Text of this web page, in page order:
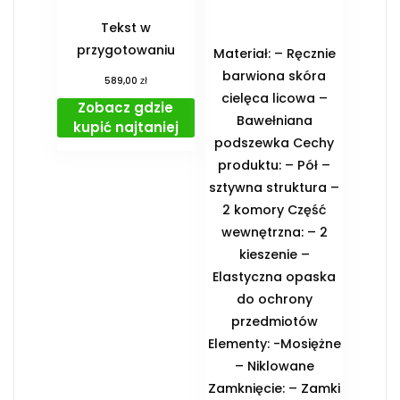
Tekst w
przygotowaniu
589,00 zł
Zobacz gdzie
kupić najtaniej
Materiał: – Ręcznie
barwiona skóra
cielęca licowa –
Bawełniana
podszewka Cechy
produktu: – Pół –
sztywna struktura –
2 komory Część
wewnętrzna: – 2
kieszenie –
Elastyczna opaska
do ochrony
przedmiotów
Elementy: -Mosiężne
– Niklowane
Zamknięcie: – Zamki